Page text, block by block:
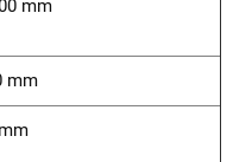
mm
mm